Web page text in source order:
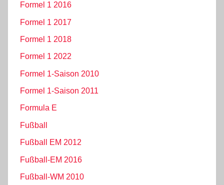
Formel 1 2016
Formel 1 2017
Formel 1 2018
Formel 1 2022
Formel 1-Saison 2010
Formel 1-Saison 2011
Formula E
Fußball
Fußball EM 2012
Fußball-EM 2016
Fußball-WM 2010